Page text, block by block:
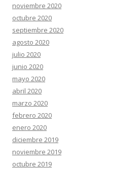
noviembre 2020
octubre 2020
septiembre 2020
agosto 2020
julio 2020
junio 2020
mayo 2020
abril 2020
marzo 2020
febrero 2020
enero 2020
diciembre 2019
noviembre 2019
octubre 2019